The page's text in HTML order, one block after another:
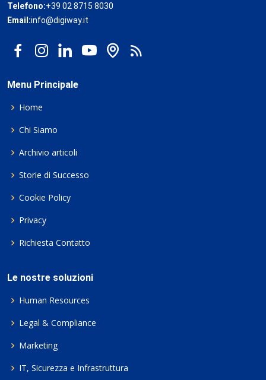
Telefono:+39 02 8715 8030
Email:info@digiway.it
Menu Principale
Home
Chi Siamo
Archivio articoli
Storie di Successo
Cookie Policy
Privacy
Richiesta Contatto
Le nostre soluzioni
Human Resources
Legal & Compliance
Marketing
IT, Sicurezza e Infrastruttura